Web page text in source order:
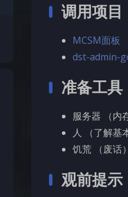
调用项目
MCSM面板
dst-admin-
准备工具
服务器 （内
人 （了解基
饥荒 （废话）
观前提示